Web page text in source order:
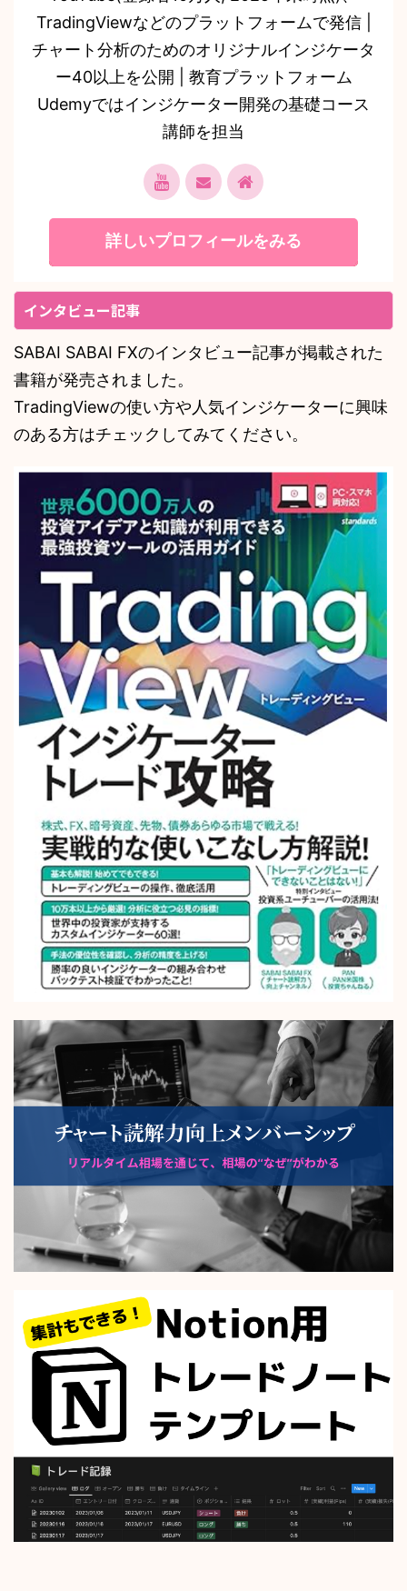
TradingViewなどのプラットフォームで発信 |
チャート分析のためのオリジナルインジケータ
ー40以上を公開 | 教育プラットフォーム
Udemyではインジケーター開発の基礎コース
講師を担当
詳しいプロフィールをみる
インタビュー記事
SABAI SABAI FXのインタビュー記事が掲載された
書籍が発売されました。
TradingViewの使い方や人気インジケーターに興味
のある方はチェックしてみてください。